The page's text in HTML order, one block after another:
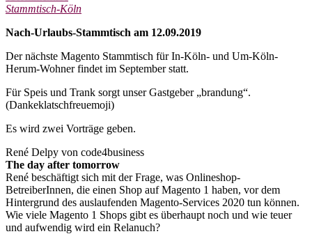
Stammtisch-Köln
Nach-Urlaubs-Stammtisch am 12.09.2019
Der nächste Magento Stammtisch für In-Köln- und Um-Köln-
Herum-Wohner findet im September statt.
Für Speis und Trank sorgt unser Gastgeber „brandung“.
(Dankeklatschfreuemoji)
Es wird zwei Vorträge geben.
René Delpy von code4business
The day after tomorrow
René beschäftigt sich mit der Frage, was Onlineshop-
BetreiberInnen, die einen Shop auf Magento 1 haben, vor dem
Hintergrund des auslaufenden Magento-Services 2020 tun können.
Wie viele Magento 1 Shops gibt es überhaupt noch und wie teuer
und aufwendig wird ein Relanuch?